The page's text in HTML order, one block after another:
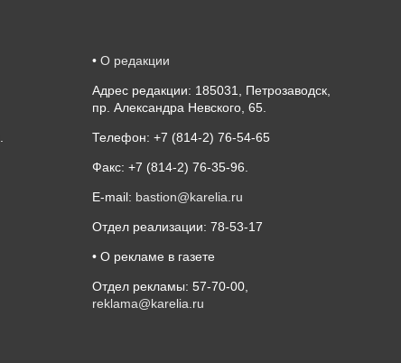
• О редакции
Адрес редакции: 185031, Петрозаводск,
пр. Александра Невского, 65.
Телефон: +7 (814-2) 76-54-65
Факс: +7 (814-2) 76-35-96.
E-mail: bastion@karelia.ru
Отдел реализации: 78-53-17
• О рекламе в газете
Отдел рекламы: 57-70-00,
reklama@karelia.ru